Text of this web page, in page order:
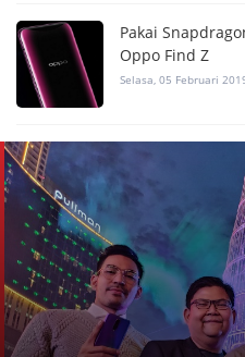
Pakai
Oppo Find Z
Selasa, 05 Februari